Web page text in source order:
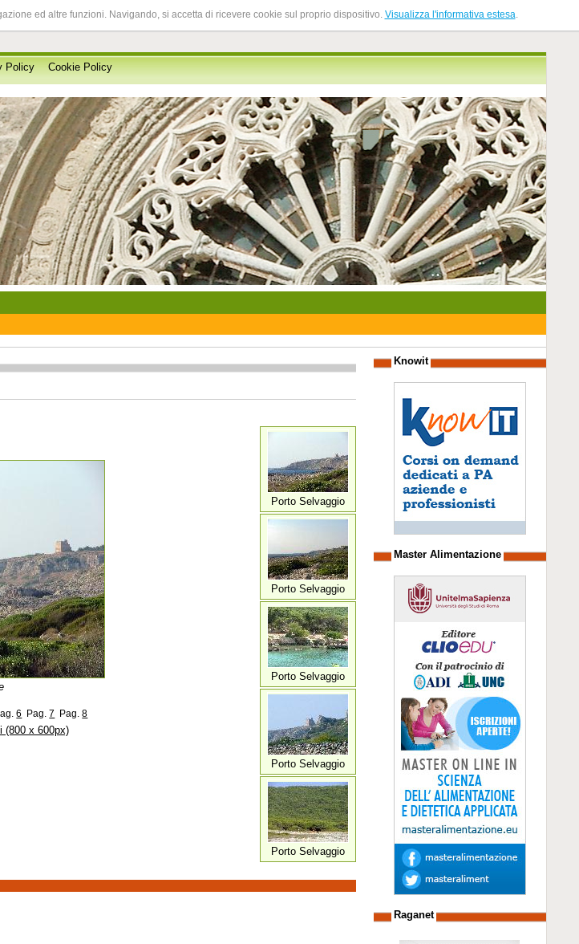
ed altre funzioni. Navigando, si accetta di ricevere cookie sul proprio dispositivo. Visualizza l'informativa estesa.
Policy Cookie Policy
Porto Selvaggio
Porto Selvaggio
Porto Selvaggio
Porto Selvaggio
Porto Selvaggio
6 Pag.7 Pag.8
(800 x 600px)
Knowit
Master Alimentazione
Raganet